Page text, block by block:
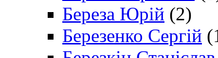
Береза Юрій (2)
Березенко Сергій